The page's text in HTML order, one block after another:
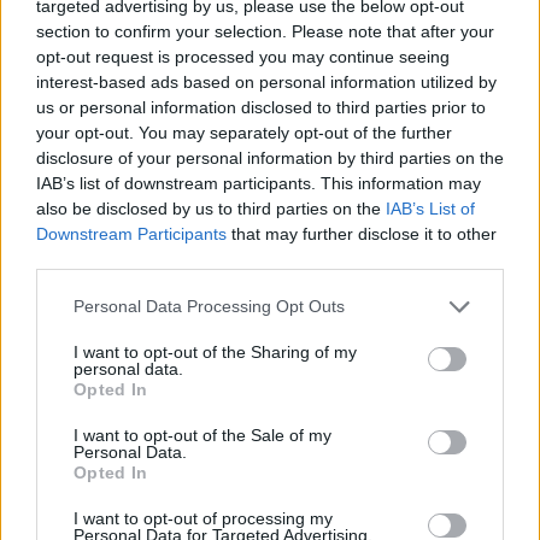
targeted advertising by us, please use the below opt-out
section to confirm your selection. Please note that after your
opt-out request is processed you may continue seeing
interest-based ads based on personal information utilized by
us or personal information disclosed to third parties prior to
your opt-out. You may separately opt-out of the further
disclosure of your personal information by third parties on the
IAB’s list of downstream participants. This information may
also be disclosed by us to third parties on the IAB’s List of
Downstream Participants that may further disclose it to other
Personal Data Processing Opt Outs
I want to opt-out of the Sharing of my
personal data.
Opted In
I want to opt-out of the Sale of my
Personal Data.
Opted In
I want to opt-out of processing my
Personal Data for Targeted Advertising.
Rama shkon në
Presidencë, takim me
Bajram Begajn
09:49 / 06/01/2023
Deputetja e PDK ironizon
Vjosa Osmanin: Do të
mbahesh mend se hyre në
Presidencë me 100 kg e
do të dalësh me 50
schedule 14:50 / 15/12/2022
Buxheti 2023 përplas
qeverinë me Presidencën!
Bajram Begaj kërkon 490
milionë lekë shtesë për
09:30 / 03/11/2022
“Furtunë” në Presidencë,
Begaj shkarkon dhjetëra
schedule 18:02 / 15/10/2022